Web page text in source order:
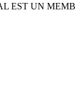
EST UN